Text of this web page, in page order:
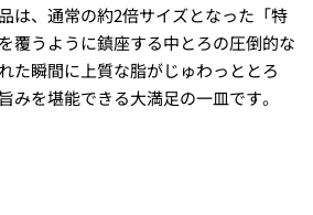
は、通常の約2倍サイズとなった「特
覆うように鎮座する中とろの圧倒的な
た瞬間に上質な脂がじゅわっととろ
みを堪能できる大満足の一皿です。